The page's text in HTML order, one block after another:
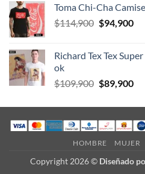
Toma Chi-Cha
$114,900 El
era:
$94,900El
es:
Richard Tex Tex
ok
$109,900 El
original
era:
$109,900.
$89,900El
es:
HOMBRE MUJER
Copyright 2026 © Diseñado